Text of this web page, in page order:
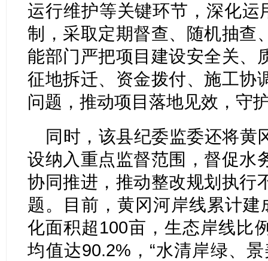
运行维护等关键环节，深化运
制，采取定期督查、随机抽查
能部门严把项目建设安全关、
征地拆迁、资金拨付、施工协
问题，推动项目落地见效，守
同时，该县纪委监委还将黄
设纳入重点监督范围，督促水
协同推进，推动整改规划执行
题。目前，黄冈河岸线累计
化面积超100亩，生态岸线比
均值达90.2%，“水清岸绿、